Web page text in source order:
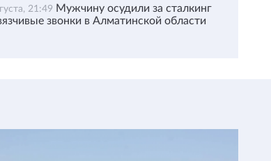
21:49 Мужчину осудили за сталкинг
звонки в Алматинской области